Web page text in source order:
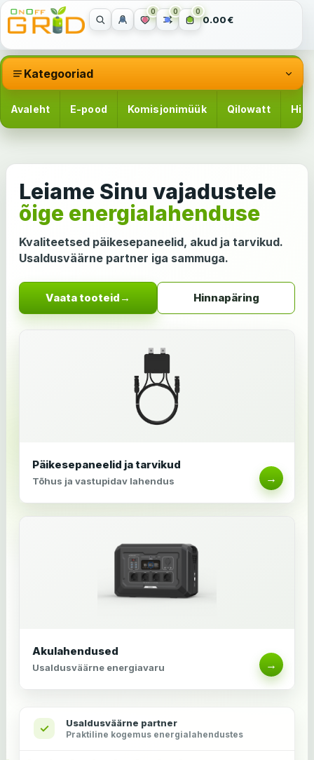
0 0 0
0.00€
Kategooriad
Avaleht E-pood Komisjonimüük Qilowatt
Leiame Sinu vajadustele
õige energialahenduse
Kvaliteetsed päikesepaneelid, akud ja tarvikud.
Usaldusväärne partner iga sammuga.
Vaata tooteid → Hinnapäring
Päikesepaneelid ja tarvikud
Tõhus ja vastupidav lahendus →
Akulahendused
Usaldusväärne energiavaru →
✓ Usaldusväärne partner
Praktiline kogemus energialahendustes